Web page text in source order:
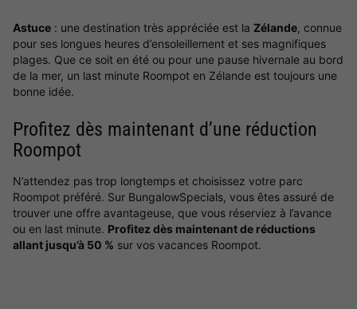
Astuce : une destination très appréciée est la Zélande, connue
pour ses longues heures d’ensoleillement et ses magnifiques
plages. Que ce soit en été ou pour une pause hivernale au bord
de la mer, un last minute Roompot en Zélande est toujours une
bonne idée.
Profitez dès maintenant d’une réduction
Roompot
N’attendez pas trop longtemps et choisissez votre parc
Roompot préféré. Sur BungalowSpecials, vous êtes assuré de
trouver une offre avantageuse, que vous réserviez à l’avance
ou en last minute. Profitez dès maintenant de réductions
allant jusqu’à 50 % sur vos vacances Roompot.